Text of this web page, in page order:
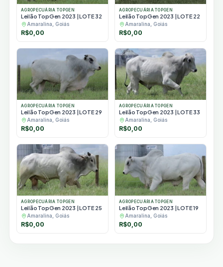
AGROPECUÁRIA TOPGEN
Leilão TopGen 2023 | LOTE 32
Amaralina, Goiás
R$0,00
AGROPECUÁRIA TOPGEN
Leilão TopGen 2023 | LOTE 22
Amaralina, Goiás
R$0,00
AGROPECUÁRIA TOPGEN
Leilão TopGen 2023 | LOTE 29
Amaralina, Goiás
R$0,00
AGROPECUÁRIA TOPGEN
Leilão TopGen 2023 | LOTE 33
Amaralina, Goiás
R$0,00
AGROPECUÁRIA TOPGEN
Leilão TopGen 2023 | LOTE 25
Amaralina, Goiás
R$0,00
AGROPECUÁRIA TOPGEN
Leilão TopGen 2023 | LOTE 19
Amaralina, Goiás
R$0,00